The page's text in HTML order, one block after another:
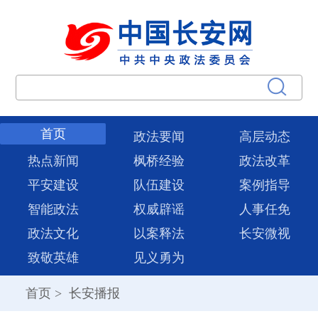
首页 政法要闻
高层动态
热点新闻
枫桥经验
政法改革
平安建设
队伍建设
案例指导
智能政法
权威辟谣
人事任免
政法文化
以案释法
长安微视
致敬英雄
见义勇为
首页 > 长安播报